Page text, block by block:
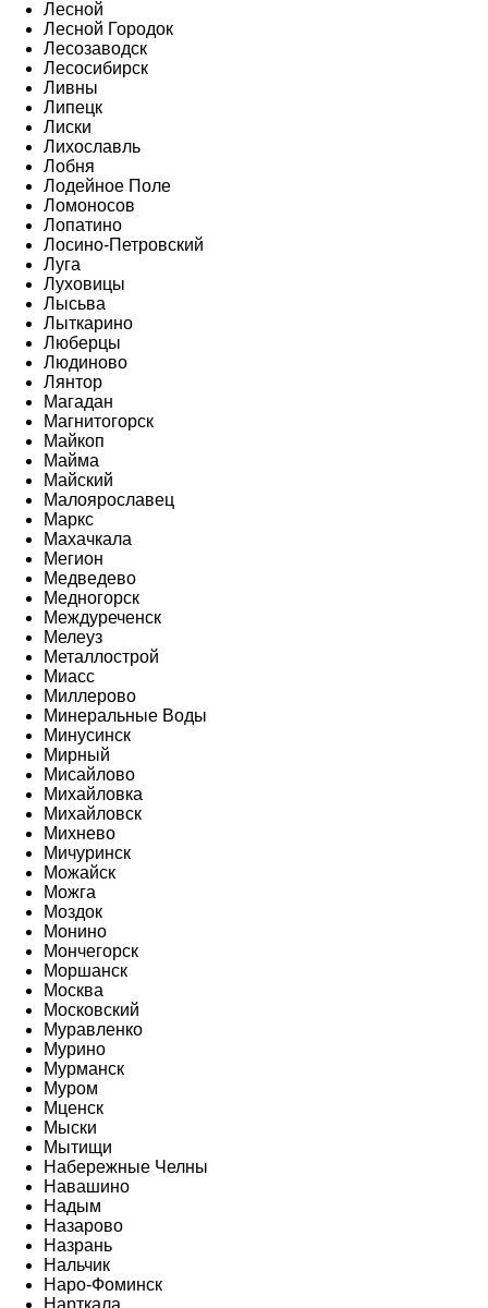
Лесной
Лесной Городок
Лесозаводск
Лесосибирск
Ливны
Липецк
Лиски
Лихославль
Лобня
Лодейное Поле
Ломоносов
Лопатино
Лосино-Петровский
Луга
Луховицы
Лысьва
Лыткарино
Люберцы
Людиново
Лянтор
Магадан
Магнитогорск
Майкоп
Майма
Майский
Малоярославец
Маркс
Махачкала
Мегион
Медведево
Медногорск
Междуреченск
Мелеуз
Металлострой
Миасс
Миллерово
Минеральные Воды
Минусинск
Мирный
Мисайлово
Михайловка
Михайловск
Михнево
Мичуринск
Можайск
Можга
Моздок
Монино
Мончегорск
Моршанск
Москва
Московский
Муравленко
Мурино
Мурманск
Муром
Мценск
Мыски
Мытищи
Набережные Челны
Навашино
Надым
Назарово
Назрань
Нальчик
Наро-Фоминск
Нарткала